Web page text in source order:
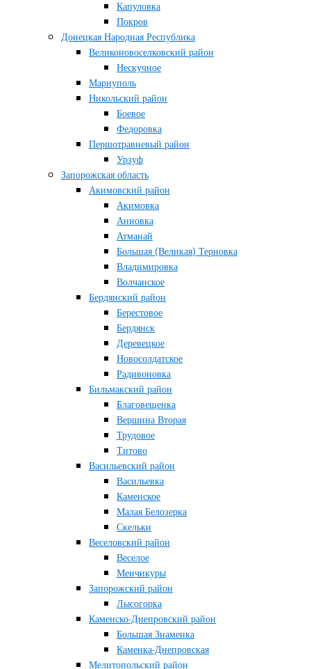
Капуловка
Покров
Донецкая Народная Республика
Великоновоселковский район
Нескучное
Мариуполь
Никольский район
Боевое
Федоровка
Першотравневый район
Урзуф
Запорожская область
Акимовский район
Акимовка
Анновка
Атманай
Большая (Великая) Терновка
Владимировка
Волчанское
Бердянский район
Берестовое
Бердянск
Деревецкое
Новосолдатское
Радивоновка
Бильмакский район
Благовещенка
Вершина Вторая
Трудовое
Титово
Васильевский район
Васильевка
Каменское
Малая Белозерка
Скельки
Веселовский район
Веселое
Менчикуры
Запорожский район
Лысогорка
Каменско-Днепровский район
Большая Знаменка
Каменка-Днепровская
Мелитопольский район